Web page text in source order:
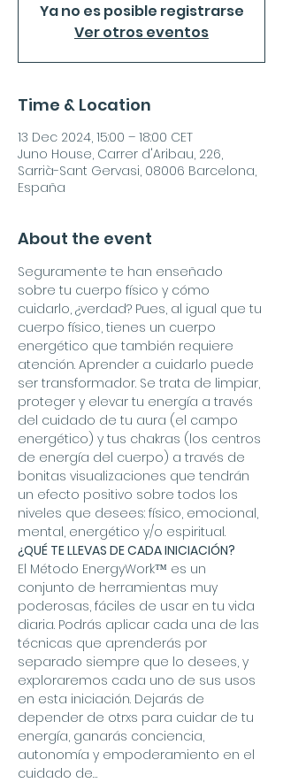
Ya no es posible registrarse
Ver otros eventos
Time & Location
13 Dec 2024, 15:00 – 18:00 CET
Juno House, Carrer d'Aribau, 226,
Sarrià-Sant Gervasi, 08006 Barcelona,
España
About the event
Seguramente te han enseñado
sobre tu cuerpo físico y cómo
cuidarlo, ¿verdad? Pues, al igual que tu
cuerpo físico, tienes un cuerpo
energético que también requiere
atención. Aprender a cuidarlo puede
ser transformador. Se trata de limpiar,
proteger y elevar tu energía a través
del cuidado de tu aura (el campo
energético) y tus chakras (los centros
de energía del cuerpo) a través de
bonitas visualizaciones que tendrán
un efecto positivo sobre todos los
niveles que desees: físico, emocional,
mental, energético y/o espiritual.
¿QUÉ TE LLEVAS DE CADA INICIACIÓN?
El Método EnergyWork™ es un
conjunto de herramientas muy
poderosas, fáciles de usar en tu vida
diaria. Podrás aplicar cada una de las
técnicas que aprenderás por
separado siempre que lo desees, y
exploraremos cada uno de sus usos
en esta iniciación. Dejarás de
depender de otrxs para cuidar de tu
energía, ganarás conciencia,
autonomía y empoderamiento en el
cuidado de…